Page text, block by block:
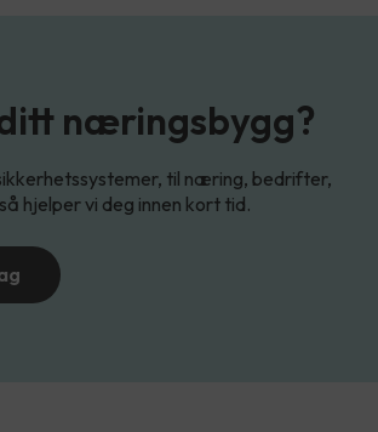
næringsbygg?
til næring, bedrifter,
hjelper vi deg innen kort tid.